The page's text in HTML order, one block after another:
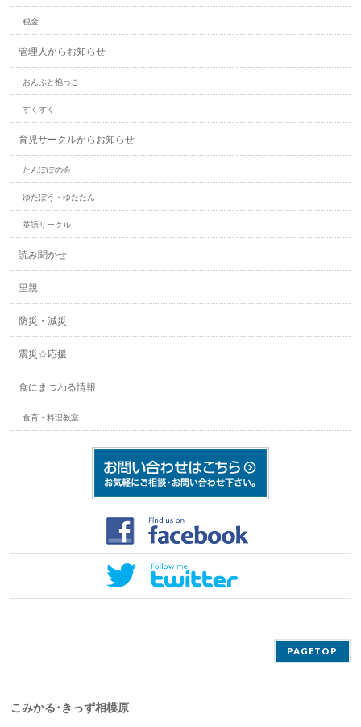
税金
管理人からお知らせ
おんぶと抱っこ
すくすく
育児サークルからお知らせ
たんぽぽの会
ゆたぼう・ゆたたん
英語サークル
読み聞かせ
里親
防災・減災
震災☆応援
食にまつわる情報
食育・料理教室
PAGETOP
こみかる･きっず相模原